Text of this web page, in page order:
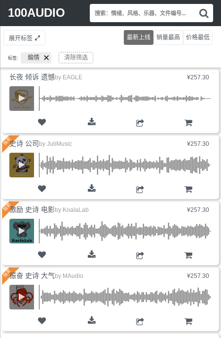
100AUDIO
Search
索
情
绪
乐
文
展开标签
标签: 煽情 清除筛选
最新上线 销量最高 价格最低
¥257.30
长夜 倾诉 遗憾by EAGLE
¥257.30
购物车
史诗 公司 by JuliMusic
¥257.30
购物车
激励 史诗 电影by KoalaLab
¥257.30
购物车
振奋 史诗 大气 by MAudio